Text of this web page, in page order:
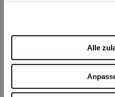
Alle
Openair-
dem
Bundesplatz